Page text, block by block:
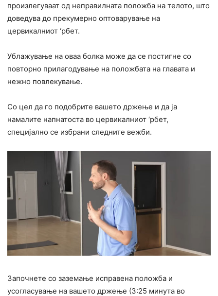
произлегуваат од неправилната положба на телото, што
доведува до прекумерно оптоварување на
цервикалниот ‘рбет.
Ублажување на оваа болка може да се постигне со
повторно прилагодување на положбата на главата и
нежно повлекување.
Со цел да го подобрите вашето држење и да ја
намалите напнатоста во цервикалниот ‘рбет,
специјално се избрани следните вежби.
Започнете со заземање исправена положба и
усогласување на вашето држење (3:25 минута во